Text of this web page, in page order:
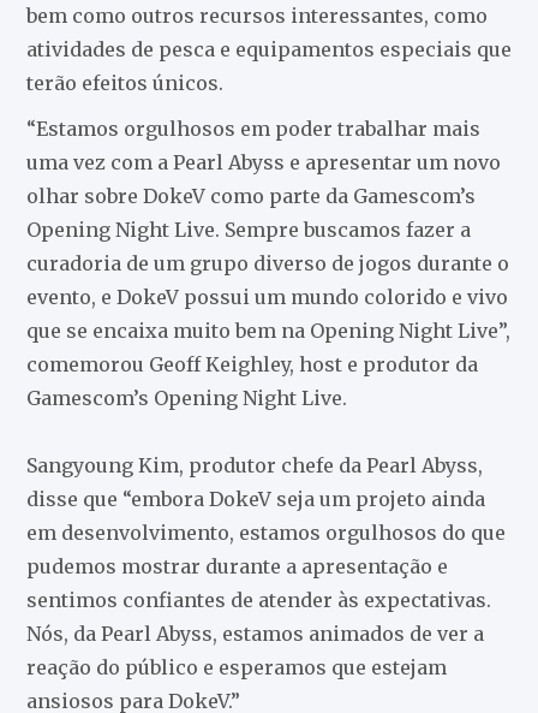
bem como outros recursos interessantes, como
atividades de pesca e equipamentos especiais que
terão efeitos únicos.
“Estamos orgulhosos em poder trabalhar mais
uma vez com a Pearl Abyss e apresentar um novo
olhar sobre DokeV como parte da Gamescom’s
Opening Night Live. Sempre buscamos fazer a
curadoria de um grupo diverso de jogos durante o
evento, e DokeV possui um mundo colorido e vivo
que se encaixa muito bem na Opening Night Live”,
comemorou Geoff Keighley, host e produtor da
Gamescom’s Opening Night Live.
Sangyoung Kim, produtor chefe da Pearl Abyss,
disse que “embora DokeV seja um projeto ainda
em desenvolvimento, estamos orgulhosos do que
pudemos mostrar durante a apresentação e
sentimos confiantes de atender às expectativas.
Nós, da Pearl Abyss, estamos animados de ver a
reação do público e esperamos que estejam
ansiosos para DokeV.”